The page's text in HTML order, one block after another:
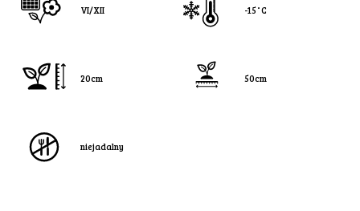
VI/XII -15˚C
20cm 50cm
niejadalny